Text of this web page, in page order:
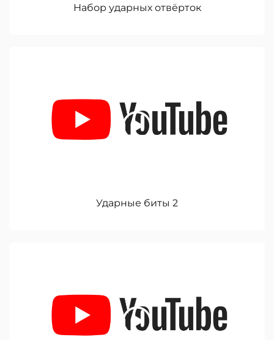
Набор ударных отвёрток
Ударные биты 2